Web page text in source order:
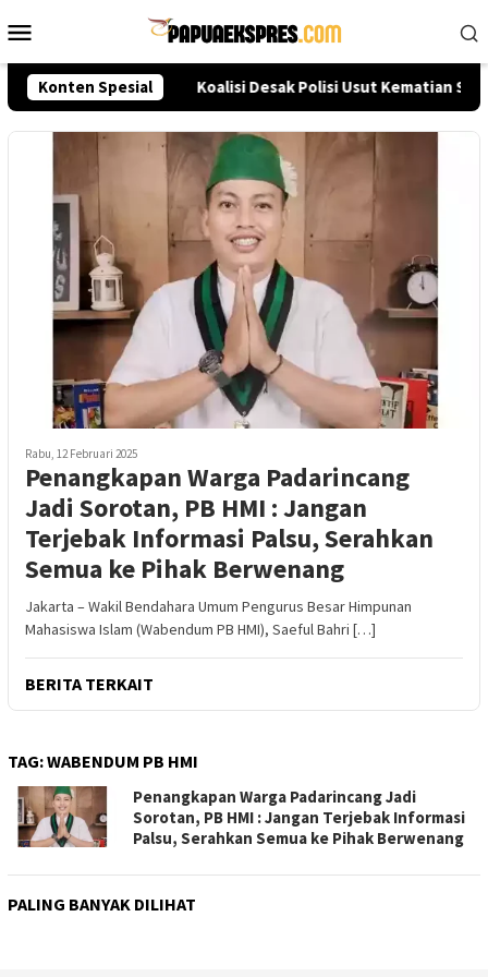
ke
Mobile
Konten Spesial
Akpol 2026 Koalisi Desak Polisi Usut Kematian
Rabu, 12 Februari 2025
Penangkapan Warga Padarincang
Jadi Sorotan, PB HMI : Jangan
Terjebak Informasi Palsu, Serahkan
Semua ke Pihak Berwenang
Jakarta – Wakil Bendahara Umum Pengurus Besar Himpunan
Mahasiswa Islam (Wabendum PB HMI), Saeful Bahri […]
BERITA TERKAIT
TAG:WABENDUM PB HMI
Penangkapan Warga Padarincang Jadi
Sorotan, PB HMI : Jangan Terjebak Informasi
Palsu, Serahkan Semua ke Pihak Berwenang
PALING BANYAK DILIHAT